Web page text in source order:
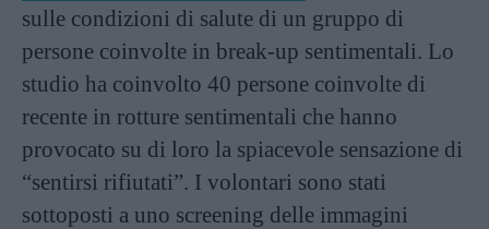
sulle condizioni di salute di un gruppo di
persone coinvolte in break-up sentimentali. Lo
studio ha coinvolto 40 persone coinvolte di
recente in rotture sentimentali che hanno
provocato su di loro la spiacevole sensazione di
“sentirsi rifiutati”. I volontari sono stati
sottoposti a uno screening delle immagini